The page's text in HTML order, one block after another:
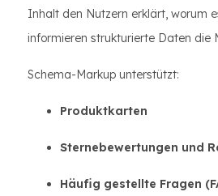
Inhalt den Nutzern erklärt, worum
informieren strukturierte Daten die
Schema-Markup unterstützt:
Produktkarten
Sternebewertungen und
Häufig gestellte Fragen